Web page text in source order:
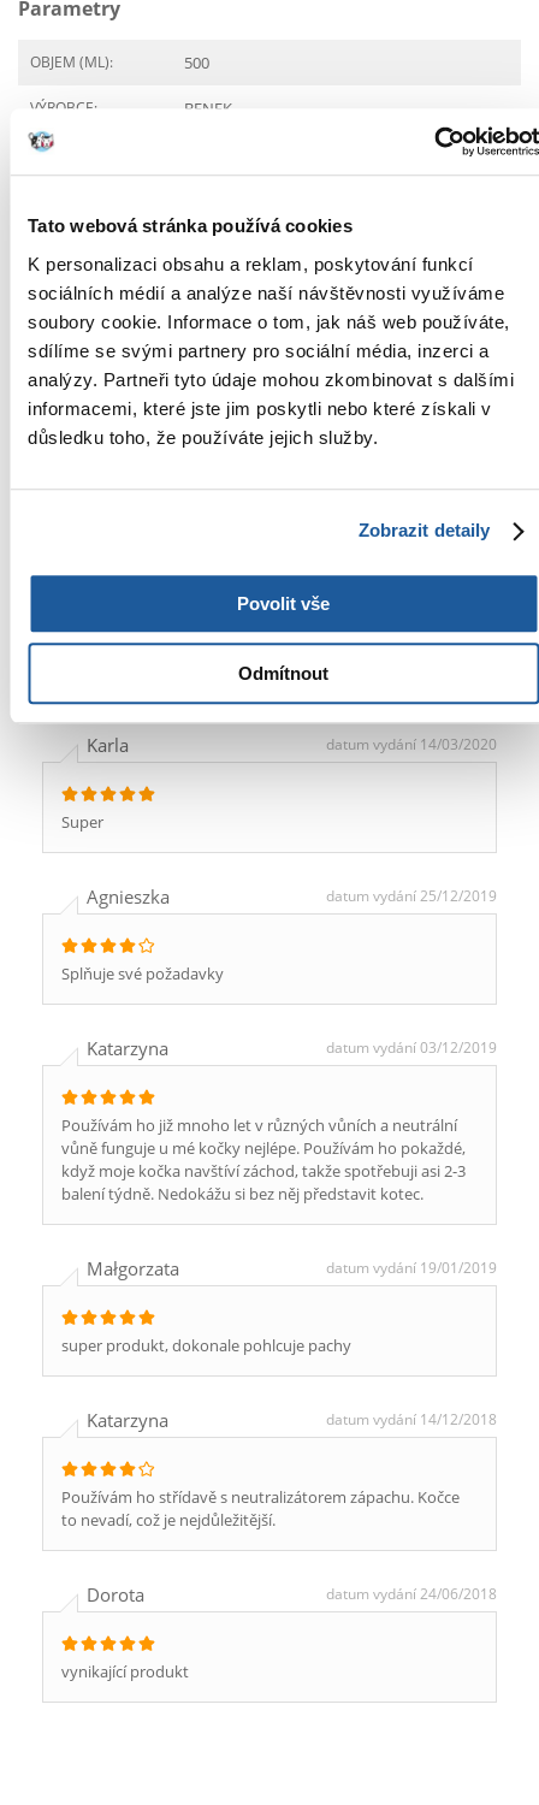
Tato webová stránka používá cookies
K personalizaci obsahu a reklam, poskytování funkcí
sociálních médií a analýze naší návštěvnosti využíváme
soubory cookie. Informace o tom, jak náš web používáte,
sdílíme se svými partnery pro sociální média, inzerci a
analýzy. Partneři tyto údaje mohou zkombinovat s dalšími
informacemi, které jste jim poskytli nebo které získali v
důsledku toho, že používáte jejich služby.
Zobrazit detaily
Povolit vše
Odmítnout
Parametry
OBJEM (ML): 500
VÝROBCE: BENEK
Jaké jsou zásady recenzí produktů?
produkt, mohou zanechat recenzi. Hodnocení udělené
hvězdičkami je průměrem všech hodnocení. Po verifikaci
recenze zveřejníme pozitivní i negativní hodnocení.
Recenze
NAPSAT RECENZI
Filip datum vydání 09/10/2021
Pohlcovač funguje skvěle - vůbec žádný nepříjemný
zápach z odpadkového koše :) doporučit????
Podávám žádost, jsou zde výsledky.
Karla datum vydání 14/03/2020
Super
Agnieszka datum vydání 25/12/2019
Splňuje své požadavky
Katarzyna datum vydání 03/12/2019
Používám ho již mnoho let v různých vůních a neutrální
vůně funguje u mé kočky nejlépe. Používám ho pokaždé,
když moje kočka navštíví záchod, takže spotřebuji asi 2-3
balení týdně. Nedokážu si bez něj představit kotec.
Małgorzata datum vydání 19/01/2019
super produkt, dokonale pohlcuje pachy
Katarzyna datum vydání 14/12/2018
Používám ho střídavě s neutralizátorem zápachu. Kočce
to nevadí, což je nejdůležitější.
Dorota datum vydání 24/06/2018
vynikající produkt